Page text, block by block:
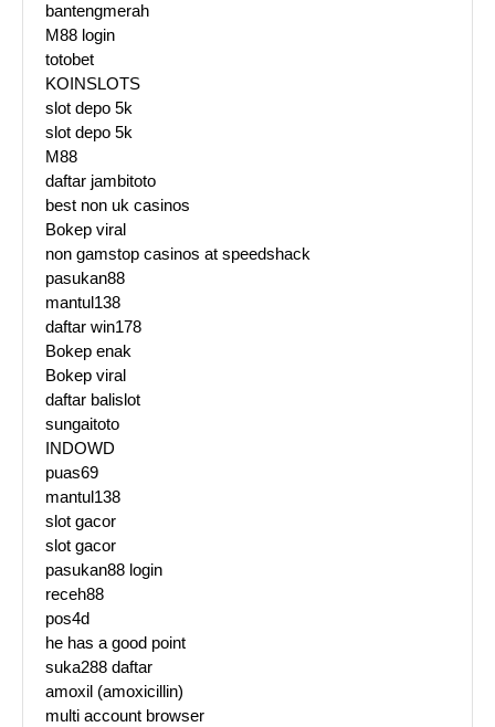
bantengmerah
M88 login
totobet
KOINSLOTS
slot depo 5k
slot depo 5k
M88
daftar jambitoto
best non uk casinos
Bokep viral
non gamstop casinos at speedshack
pasukan88
mantul138
daftar win178
Bokep enak
Bokep viral
daftar balislot
sungaitoto
INDOWD
puas69
mantul138
slot gacor
slot gacor
pasukan88 login
receh88
pos4d
he has a good point
suka288 daftar
amoxil (amoxicillin)
multi account browser